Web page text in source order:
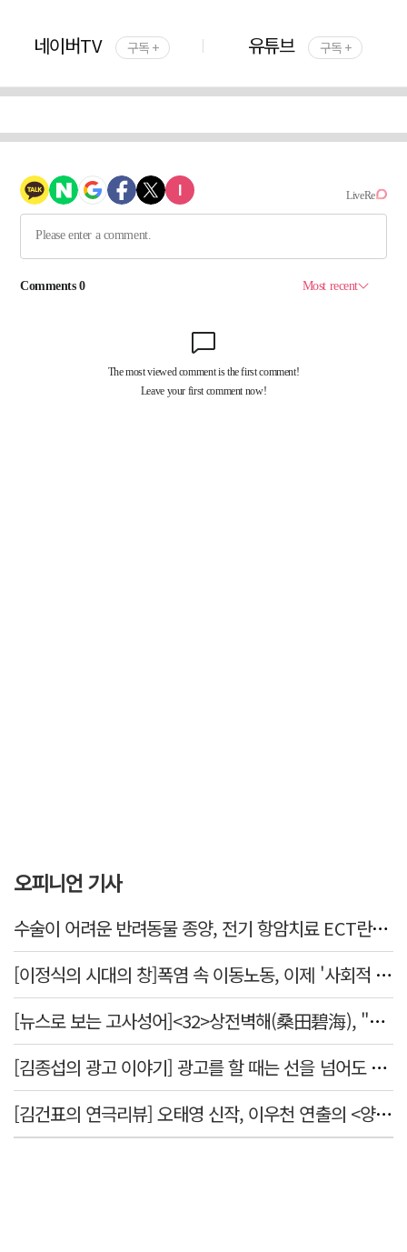
네이버TV 구독 + 유튜브 구독 +
오피니언 기사
수술이 어려운 반려동물 종양, 전기 항암치료 ECT란? [반려동물 건강톡톡]
[이정식의 시대의 창]폭염 속 이동노동, 이제 '사회적 위험 관리'로 전환할 때
[뉴스로 보는 고사성어]<32>상전벽해(桑田碧海), "뽕나무밭이 푸른 바다가 되었다."
[김종섭의 광고 이야기] 광고를 할 때는 선을 넘어도 좋습니다.
[김건표의 연극리뷰] 오태영 신작, 이우천 연출의 <양은 양순하다>"국민을 온순한 양으로 길들이는 전체주의적 정치의 알레고리"